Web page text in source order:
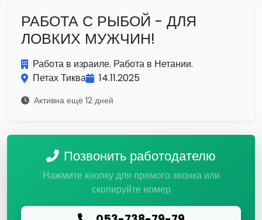
РАБОТА С РЫБОЙ - ДЛЯ
ЛОВКИХ МУЖЧИН!
Работа в израиле. Работа в Нетании.
Петах Тиква
14.11.2025
Активна ещё 12 дней
Позвонить работодателю
Нажмите кнопку для прямого звонка или
скопируйте номер